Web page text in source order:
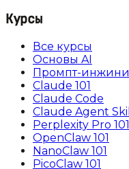
Курсы
Все курсы
Основы AI
Промпт-
Claude 101
Claude Code
Claude Agent
Perplexity Pro 101
OpenClaw 101
NanoClaw 101
PicoClaw 101